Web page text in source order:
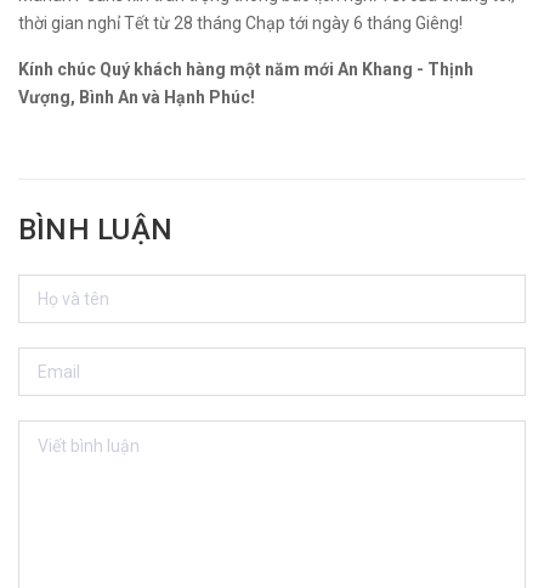
thời gian nghỉ Tết từ 28 tháng Chạp tới ngày 6 tháng Giêng!
Kính chúc Quý khách hàng một năm mới An Khang - Thịnh
Vượng, Bình An và Hạnh Phúc!
BÌNH LUẬN